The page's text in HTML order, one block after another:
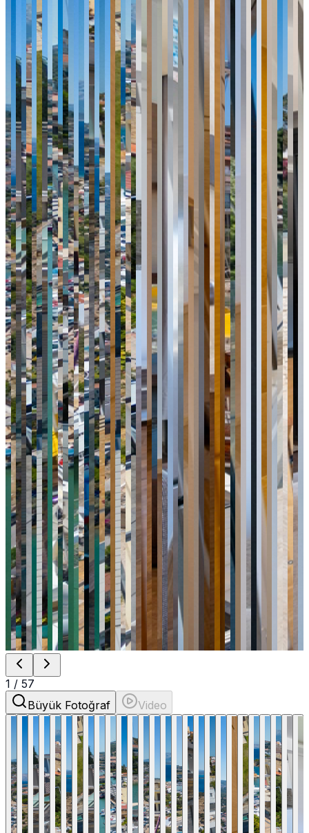
1 / 57
Büyük Fotoğraf
Video